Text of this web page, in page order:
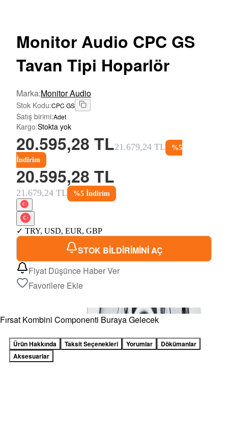
Monitor Audio CPC GS
Tavan Tipi Hoparlör
Marka:Monitor Audio
Stok Kodu:CPC GS
Satış birimi:Adet
Kargo:Stokta yok
20.595,28 TL21.679,24 TL %5
İndirim
20.595,28 TL
21.679,24 TL %5 İndirim
✓ TRY, USD, EUR, GBP
STOK BİLDİRİMİNİ AÇ
Fiyat Düşünce Haber Ver
Favorilere Ekle
Fırsat Kombini Componenti Buraya Gelecek
Ürün Hakkında Taksit Seçenekleri Yorumlar
Dökümanlar
Aksesuarlar